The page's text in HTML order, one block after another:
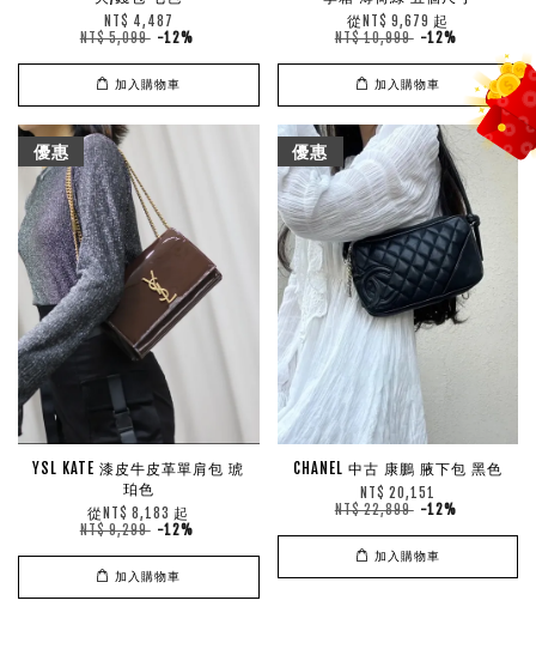
NT$ 4,487
NT$ 5,099 -12%
加入購物車
從 NT$ 9,679 起
NT$ 10,999 -12%
加入購物車
優惠
YSL KATE 漆皮牛皮革單肩包 琥
珀色
從NT$ 8,183 起
NT$ 9,299 -12%
加入購物車
優惠
CHANEL 中古 康鵬 腋下包 黑色
NT$ 20,151
NT$ 22,899 -12%
加入購物車